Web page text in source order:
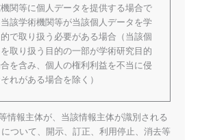
関等に個人データを提供する場合で
該学術機関等が当該個人データを学
で取り扱う必要がある場合（当該個
取り扱う目的の一部が学術研究目的
を含み、個人の権利利益を不当に侵
れがある場合を除く）
情報主体が、当該情報主体が識別される
について、開示、訂正、利用停止、消去等